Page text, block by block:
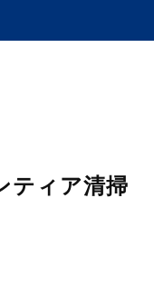
ティア清掃